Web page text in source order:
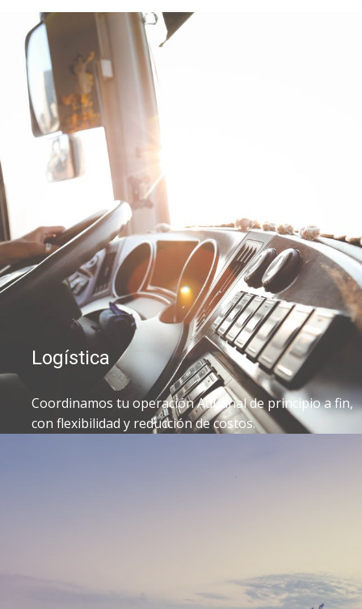
Logística
Coordinamos tu operación Aduanal de principio a fin,
con flexibilidad y reducción de costos.